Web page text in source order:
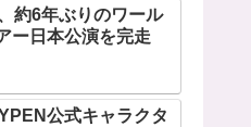
約6年ぶりのワール
ー日本公演を完走
公式キャラクタ